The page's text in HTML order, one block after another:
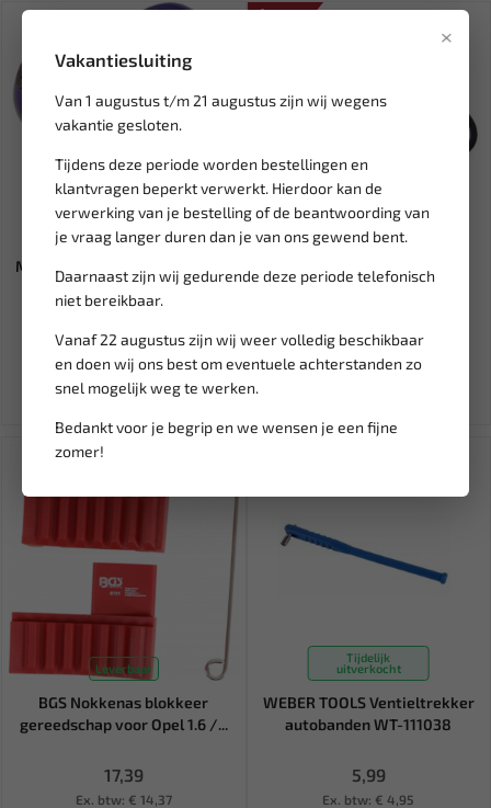
×
Vakantiesluiting
Van 1 augustus t/m 21 augustus zijn wij wegens
vakantie gesloten.
Tijdens deze periode worden bestellingen en
klantvragen beperkt verwerkt. Hierdoor kan de
verwerking van je bestelling of de beantwoording van
je vraag langer duren dan je van ons gewend bent.
Daarnaast zijn wij gedurende deze periode telefonisch
niet bereikbaar.
Vanaf 22 augustus zijn wij weer volledig beschikbaar
en doen wij ons best om eventuele achterstanden zo
snel mogelijk weg te werken.
Bedankt voor je begrip en we wensen je een fijne
zomer!
Leverbaar
MULLER 1/2" Wielnaafreiniger
type 1 basisunit met...
71,39
Ex. btw: € 59,00
SALE!
Leverbaar
carrosseriekussen 9M2301
30,86
36,30
Ex. btw: € 25,50
Leverbaar
BGS Nokkenas blokkeer
gereedschap voor Opel 1.6 /...
17,39
Ex. btw: € 14,37
Tijdelijk
uitverkocht
WEBER TOOLS Ventieltrekker
autobanden WT-111038
5,99
Ex. btw: € 4,95